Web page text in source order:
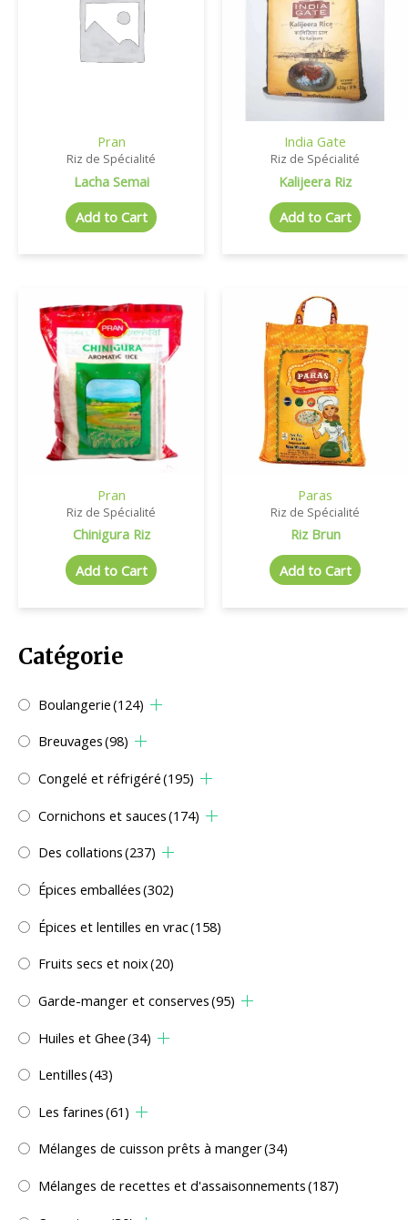
Catégorie
Boulangerie(124)
Breuvages(98)
Congelé et réfrigéré(195)
Cornichons et sauces(174)
Des collations(237)
Épices emballées(302)
Épices et lentilles en vrac(158)
Fruits secs et noix(20)
Garde-manger et conserves(95)
Huiles et Ghee(34)
Lentilles(43)
Les farines(61)
Mélanges de cuisson prêts à manger(34)
Mélanges de recettes et d'assaisonnements(187)
Pran
Riz de Spécialité
Lacha Semai
Add to Cart
India Gate
Riz de Spécialité
Kalijeera Riz
Add to Cart
Pran
Riz de Spécialité
Chinigura Riz
Add to Cart
Paras
Riz de Spécialité
Riz Brun
Add to Cart